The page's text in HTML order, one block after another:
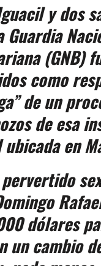
y dos
Guardia
(GNB)
como
de un
de esa
en
dólares
un cambio